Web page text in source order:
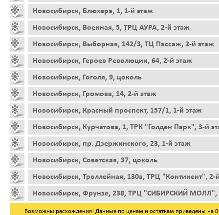
Новосибирск, Блюхера, 1, 1-й этаж
Новосибирск, Военная, 5, ТРЦ АУРА, 2-й этаж
Новосибирск, Выборная, 142/3, ТЦ Пассаж, 2-й этаж
Новосибирск, Героев Революции, 64, 2-й этаж
Новосибирск, Гоголя, 9, цоколь
Новосибирск, Громова, 14, 2-й этаж
Новосибирск, Красный проспект, 157/1, 1-й этаж
Новосибирск, Курчатова, 1, ТРК "Голден Парк", 3-й
Новосибирск, пр. Дзержинского, 23, 1-й этаж
Новосибирск, Советская, 37, цоколь
Новосибирск, Троллейная, 130а, ТРЦ "Континент", 2-
Новосибирск, Фрунзе, 238, ТРЦ "СИБИРСКИЙ МОЛЛ",
Возможны расхождения! Данные по ценам и остаткам приведены на